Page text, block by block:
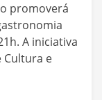
promoverá
A iniciativa
Cultura e